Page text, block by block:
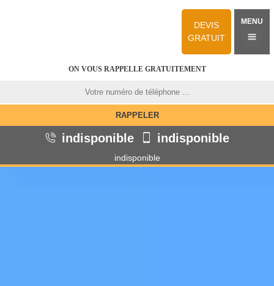
DEVIS
GRATUIT
MENU
ON VOUS RAPPELLE GRATUITEMENT
indisponible indisponible
indisponible